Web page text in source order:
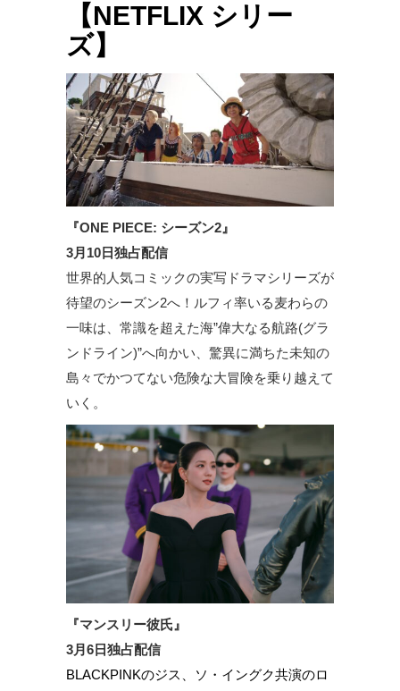
【NETFLIX シリー
ズ】
『ONE PIECE: シーズン2』
3月10日独占配信
世界的人気コミックの実写ドラマシリーズが
待望のシーズン2へ！ルフィ率いる麦わらの
一味は、常識を超えた海”偉大なる航路(グラ
ンドライン)”へ向かい、驚異に満ちた未知の
島々でかつてない危険な大冒険を乗り越えて
いく。
『マンスリー彼氏』
3月6日独占配信
BLACKPINKのジス、ソ・イングク共演のロ